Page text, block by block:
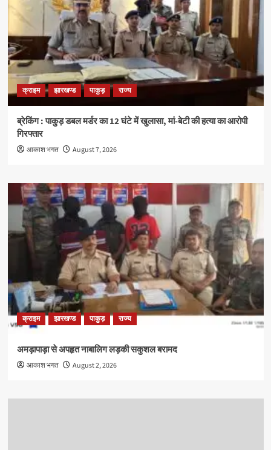
क्राइम झारखण्ड पाकुड़ राज्य
ब्रेकिंग : पाकुड़ डबल मर्डर का 12 घंटे में खुलासा, मां-बेटी की हत्या का आरोपी
गिरफ्तार
आकाश भगत August 7, 2026
क्राइम झारखण्ड पाकुड़ राज्य
अमड़ापाड़ा से अपहृत नाबालिग लड़की सकुशल बरामद
आकाश भगत August 2, 2026